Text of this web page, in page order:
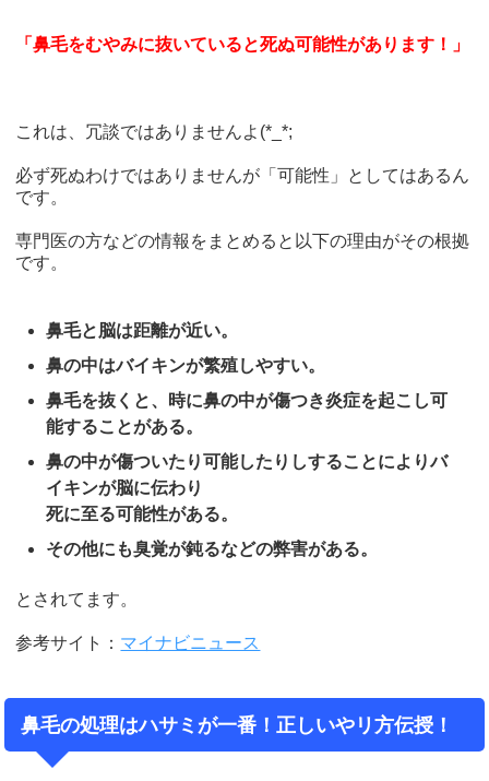
「鼻毛をむやみに抜いていると死ぬ可能性があります！」
これは、冗談ではありませんよ(*_*;
必ず死ぬわけではありませんが「可能性」としてはあるん
です。
専門医の方などの情報をまとめると以下の理由がその根拠
です。
鼻毛と脳は距離が近い。
鼻の中はバイキンが繁殖しやすい。
鼻毛を抜くと、時に鼻の中が傷つき炎症を起こし可
能することがある。
鼻の中が傷ついたり可能したりしすることによりバ
イキンが脳に伝わり
死に至る可能性がある。
その他にも臭覚が鈍るなどの弊害がある。
とされてます。
参考サイト： マイナビニュース
鼻毛の処理はハサミが一番！正しいやリ方伝授！